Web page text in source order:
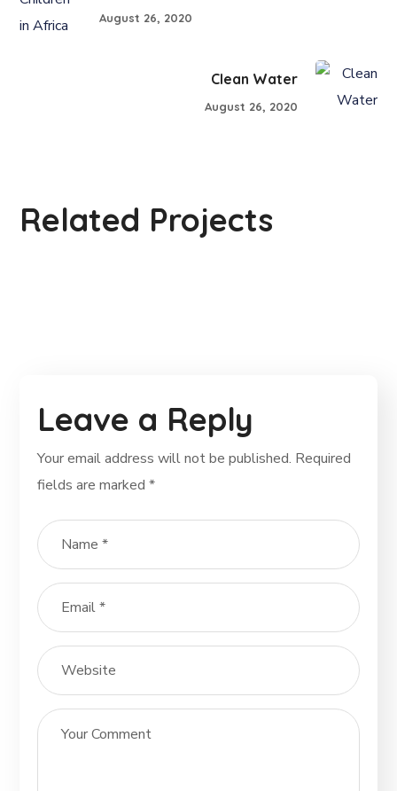
August 26, 2020
Clean Water
August 26, 2020
Related Projects
School in Zimbabve
#EDUCATION
Leave a Reply
Your email address will not be published. Required
fields are marked*